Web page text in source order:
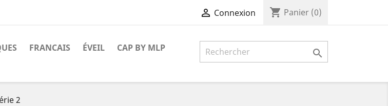
 Connexion shopping_cart Panier (0)
FRANCAIS ÉVEIL CAP BY MLP 
2